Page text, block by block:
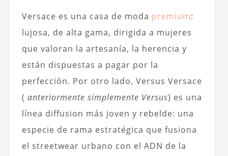
Versace es una casa de moda premium:
lujosa, de alta gama, dirigida a mujeres
que valoran la artesanía, la herencia y
están dispuestas a pagar por la
perfección. Por otro lado, Versus Versace
( anteriormente simplemente Versus) es una
línea diffusion más joven y rebelde: una
especie de rama estratégica que fusiona
el streetwear urbano con el ADN de la